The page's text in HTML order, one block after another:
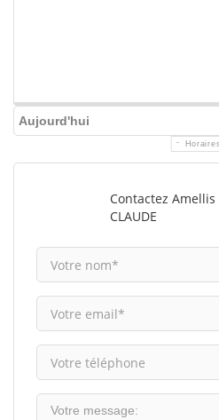
Aujourd'hui
Horaires
Contactez
CLAUDE